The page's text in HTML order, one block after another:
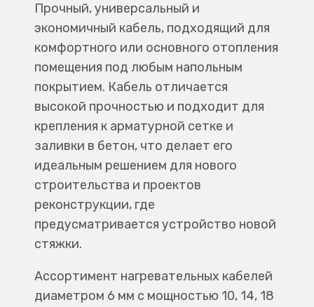
Прочный, универсальный и
экономичный кабель, подходящий для
комфортного или основного отопления
помещения под любым напольным
покрытием. Кабель отличается
высокой прочностью и подходит для
крепления к арматурной сетке и
заливки в бетон, что делает его
идеальным решением для нового
строительства и проектов
реконструкции, где
предусматривается устройство новой
стяжки.
Ассортимент нагревательных кабелей
диаметром 6 мм с мощностью 10, 14, 18